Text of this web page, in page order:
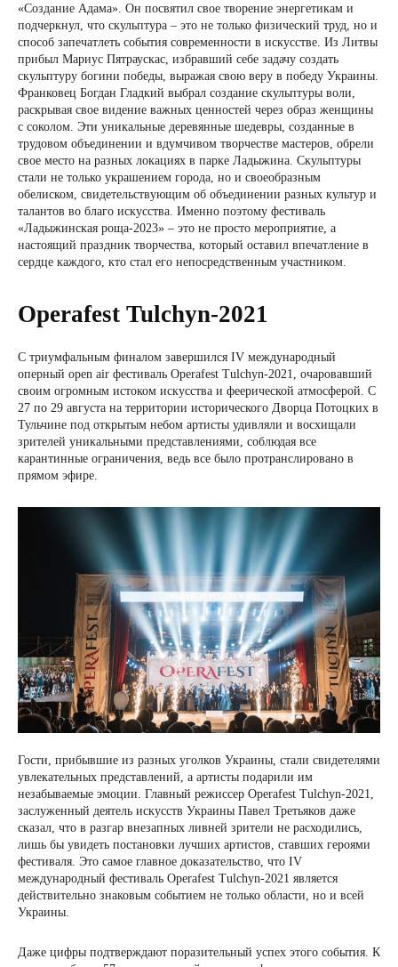
«Создание Адама». Он посвятил свое творение энергетикам и
подчеркнул, что скульптура – это не только физический труд, но и
способ запечатлеть события современности в искусстве. Из Литвы
прибыл Мариус Пятраускас, избравший себе задачу создать
скульптуру богини победы, выражая свою веру в победу Украины.
Франковец Богдан Гладкий выбрал создание скульптуры воли,
раскрывая свое видение важных ценностей через образ женщины
с соколом. Эти уникальные деревянные шедевры, созданные в
трудовом объединении и вдумчивом творчестве мастеров, обрели
свое место на разных локациях в парке Ладыжина. Скульптуры
стали не только украшением города, но и своеобразным
обелиском, свидетельствующим об объединении разных культур и
талантов во благо искусства. Именно поэтому фестиваль
«Ладыжинская роща-2023» – это не просто мероприятие, а
настоящий праздник творчества, который оставил впечатление в
сердце каждого, кто стал его непосредственным участником.
Operafest Tulchyn-2021
С триумфальным финалом завершился IV международный
оперный open air фестиваль Operafest Tulchyn-2021, очаровавший
своим огромным истоком искусства и феерической атмосферой. С
27 по 29 августа на территории исторического Дворца Потоцких в
Тульчине под открытым небом артисты удивляли и восхищали
зрителей уникальными представлениями, соблюдая все
карантинные ограничения, ведь все было протранслировано в
прямом эфире.
Гости, прибывшие из разных уголков Украины, стали свидетелями
увлекательных представлений, а артисты подарили им
незабываемые эмоции. Главный режиссер Operafest Tulchyn-2021,
заслуженный деятель искусств Украины Павел Третьяков даже
сказал, что в разгар внезапных ливней зрители не расходились,
лишь бы увидеть постановки лучших артистов, ставших героями
фестиваля. Это самое главное доказательство, что IV
международный фестиваль Operafest Tulchyn-2021 является
действительно знаковым событием не только области, но и всей
Украины.
Даже цифры подтверждают поразительный успех этого события. К